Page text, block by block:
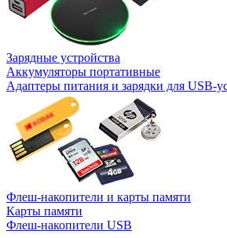
Зарядные устройства
Аккумуляторы портативные
Адаптеры питания и зарядки для USB-
Флеш-накопители и карты памяти
Карты памяти
Флеш-накопители USB